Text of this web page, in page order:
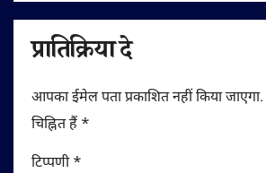
प्रातिक्रिया दे
आपका ईमेल पता प्रकाशित नहीं किया जाएगा.
चिह्नित हैं *
टिप्पणी*